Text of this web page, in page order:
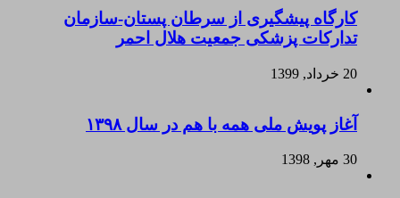
کارگاه پیشگیری از سرطان پستان-سازمان
تدارکات پزشکی جمعیت هلال احمر
20 خرداد, 1399
آغاز پویش ملی همه با هم در سال ۱۳۹۸
30 مهر, 1398